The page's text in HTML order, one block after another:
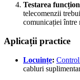
Testarea
telecomenzii
comunicației între
Aplicații practice
Locuințe:
cabluri